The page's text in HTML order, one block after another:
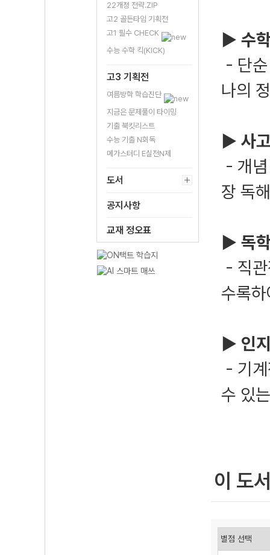
22개정 전략.ZIP
고2 골든타임 기획전
고1 필수 CHECK
수능 수학 킥(KICK)
고3 기획전
여름방학 학습진단
지금은 문제풀이 타이밍
기출 북킷리스트
수능 기출 N회독
메가스터디 E실전N제
도서
공지사항
교재 정오표
▶ 수
- 단
나의
▶ 사
- 개
장 독
▶ 독
- 직
수록
▶ 인
- 기
수 있
이 도